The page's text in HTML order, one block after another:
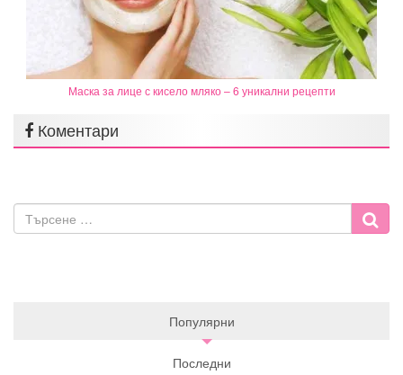
Маска за лице с кисело мляко – 6 уникални рецепти
Коментари
Популярни
Последни